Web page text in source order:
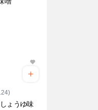
ょうゆ味